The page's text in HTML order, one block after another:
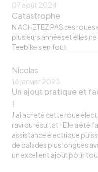
07 août 2024
Catastrophe
N ACHETEZ PAS ces
plusieurs années et elles
Teebike s en fout
Nicolas
18 janvier 2023
Un ajout pratique et
!
J'ai acheté cette roue
ravi du résultat ! Elle a été
assistance électrique
de balades plus longues
un excellent ajout pour